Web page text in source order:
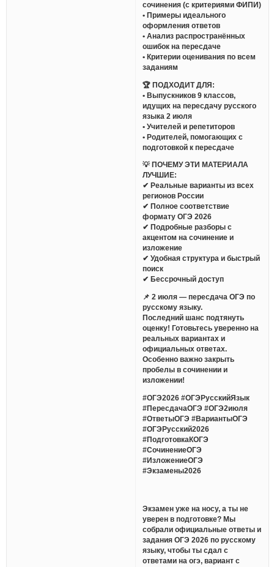
сочинения (с критериями ФИПИ)
• Примеры идеального
оформления ответов
• Анализ распространённых
ошибок на пересдаче
• Критерии оценивания по всем
заданиям
🏆 ПОДХОДИТ ДЛЯ:
• Выпускников 9 классов,
идущих на пересдачу русского
языка 2 июля
• Учителей и репетиторов
• Родителей, помогающих с
подготовкой к пересдаче
💡 ПОЧЕМУ ЭТИ МАТЕРИАЛА
ЛУЧШИЕ:
✔ Реальные варианты из всех
регионов России
✔ Полное соответствие
формату ОГЭ 2026
✔ Подробные разборы с
акцентом на сочинение и
изложение
✔ Удобная структура и быстрый
поиск
✔ Бессрочный доступ
📌 2 июля — пересдача ОГЭ по
русскому языку.
Последний шанс подтянуть
оценку! Готовьтесь уверенно на
реальных вариантах и
официальных ответах.
Особенно важно закрыть
пробелы в сочинении и
изложении!
#ОГЭ2026 #ОГЭРусскийЯзык
#ПересдачаОГЭ #ОГЭ2июля
#ОтветыОГЭ #ВариантыОГЭ
#ОГЭРусский2026
#ПодготовкаКОГЭ
#СочинениеОГЭ
#ИзложениеОГЭ
#Экзамены2026
Экзамен уже на носу, а ты не
уверен в подготовке? Мы
собрали официальные ответы и
задания ОГЭ 2026 по русскому
языку, чтобы ты сдал с
ответами на огэ, вариант с